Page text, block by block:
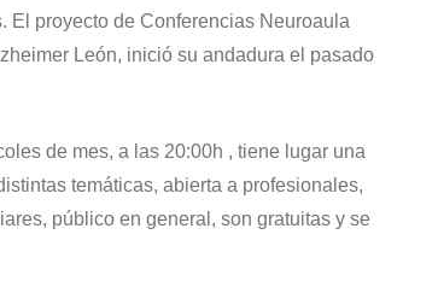
El proyecto de Conferencias Neuroaula
León, inició su andadura el pasado
de mes, a las 20:00h , tiene lugar una
temáticas, abierta a profesionales,
público en general, son gratuitas y se